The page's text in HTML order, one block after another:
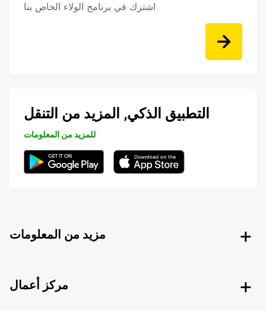
اشترك في برنامج الولاء الخاص بنا
التطبيق الذكي, المزيد من التنقل
للمزيد من المعلومات
مزيد من المعلومات
مركز أعمال